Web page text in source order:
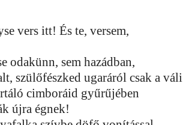
vers itt! És te, versem,
odakünn, sem hazádban,
szülőfészked ugaráról csak a váli
cimboráid gyűrűjében
újra égnek!